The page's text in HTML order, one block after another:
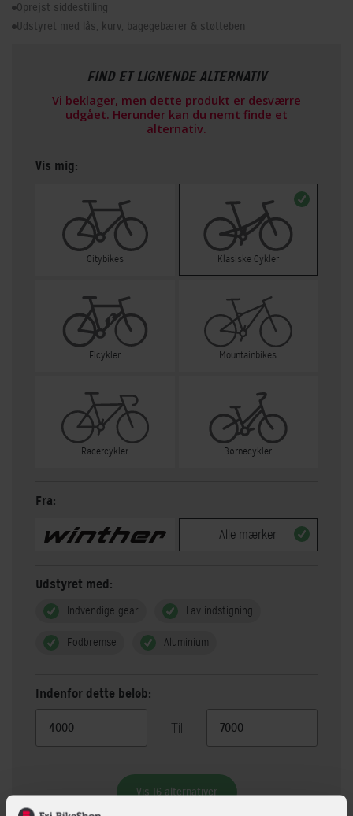
Oprejst siddestilling
Udstyret med lås, kurv, bagegebærer & støtteben
FIND ET LIGNENDE ALTERNATIV
Vi beklager, men dette produkt er desværre
udgået. Herunder kan du nemt finde et
alternativ.
Vis mig:
Citybikes Klasiske Cykler
Elcykler Mountainbikes
Racercykler Børnecykler
Fra:
Alle mærker
Udstyret med:
Indvendige gear Lav indstigning
Fodbremse Aluminium
Indenfor dette beløb:
Til
Vis 16 alternativer